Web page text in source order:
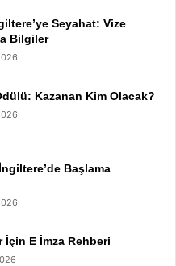
Seyahat: Vize
Bilgiler
Kazanan Kim Olacak?
Başlama
E İmza Rehberi